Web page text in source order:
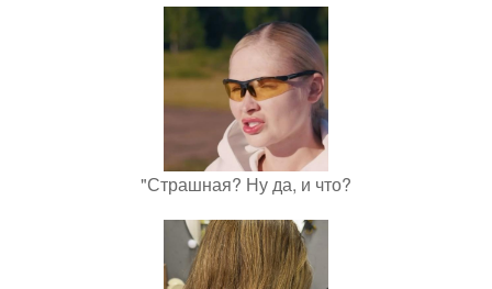
"Страшная? Ну да, и что?